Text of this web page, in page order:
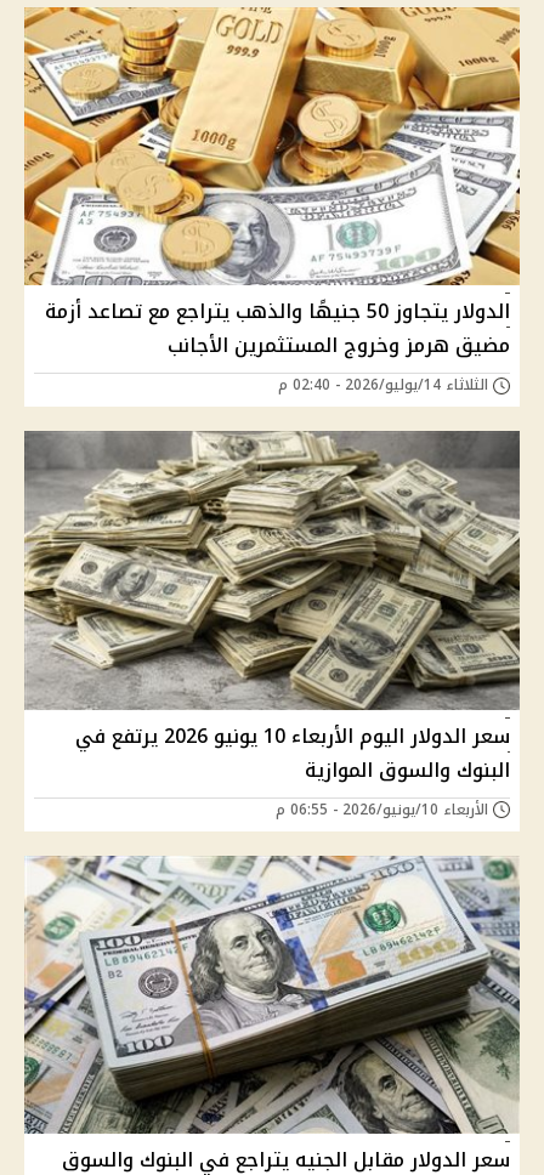
الدولار يتجاوز 50 جنيهًا والذهب يتراجع مع تصاعد أزمة
مضيق هرمز وخروج المستثمرين الأجانب
الثلاثاء 14/يوليو/2026 - 02:40 م
سعر الدولار اليوم الأربعاء 10 يونيو 2026 يرتفع في
البنوك والسوق الموازية
الأربعاء 10/يونيو/2026 - 06:55 م
سعر الدولار مقابل الجنيه يتراجع في البنوك والسوق